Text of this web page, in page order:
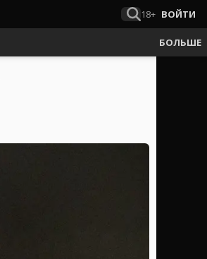
18+ ВОЙТИ
БОЛЬШЕ